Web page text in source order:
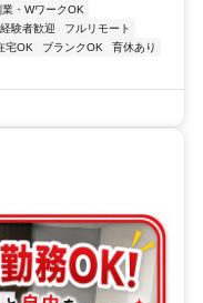
業・WワークOK
験者歓迎
フルリモート
宅OK ブランクOK
育休あり